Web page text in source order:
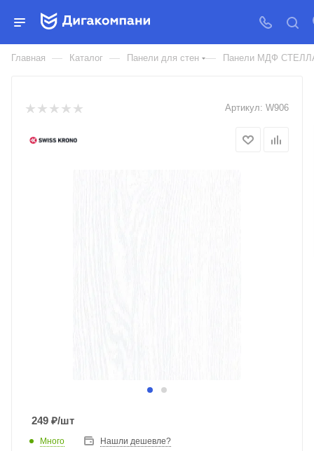
ПАНЕЛЬ СТЕНОВАЯ МДФ
КОЛЛЕКЦИЯ WALLSTREET
Главная — Каталог — Панели для стен — Панели МДФ
Артикул: W906
249 ₽/шт
Много Нашли дешевле?